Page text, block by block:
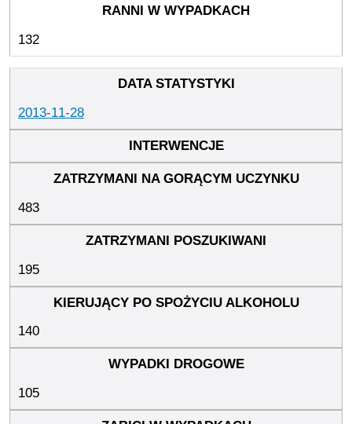
132
2013-11-28
483
195
140
105